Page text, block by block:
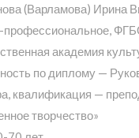
(Варламова) Ирина
профессиональное,
академия
по диплому —
квалификация —
творчество»